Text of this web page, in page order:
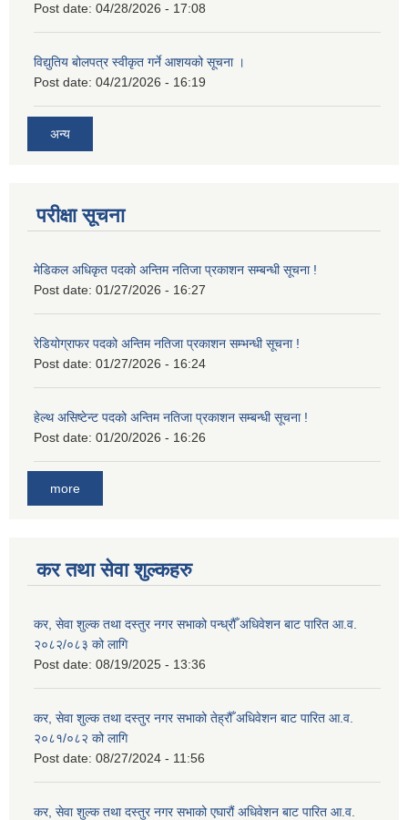
Post date: 04/28/2026 - 17:08
विद्युतिय बोलपत्र स्वीकृत गर्ने आशयको सूचना ।
Post date: 04/21/2026 - 16:19
अन्य
परीक्षा सूचना
मेडिकल अधिकृत पदको अन्तिम नतिजा प्रकाशन सम्बन्धी सूचना !
Post date: 01/27/2026 - 16:27
रेडियोग्राफर पदको अन्तिम नतिजा प्रकाशन सम्भन्धी सूचना !
Post date: 01/27/2026 - 16:24
हेल्थ असिष्टेन्ट पदको अन्तिम नतिजा प्रकाशन सम्बन्धी सूचना !
Post date: 01/20/2026 - 16:26
more
कर तथा सेवा शुल्कहरु
कर, सेवा शुल्क तथा दस्तुर नगर सभाको पन्ध्रौँ अधिवेशन बाट पारित आ.व.
२०८२/०८३ को लागि
Post date: 08/19/2025 - 13:36
कर, सेवा शुल्क तथा दस्तुर नगर सभाको तेह्रौँ अधिवेशन बाट पारित आ.व.
२०८१/०८२ को लागि
Post date: 08/27/2024 - 11:56
कर, सेवा शुल्क तथा दस्तुर नगर सभाको एघारौं अधिवेशन बाट पारित आ.व.